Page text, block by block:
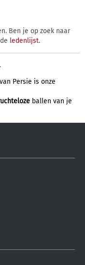
Ben je op zoek naar
ledenlijst.
Persie is onze
ballen van je